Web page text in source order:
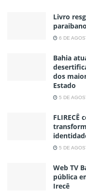
Livro
6 DE
Bahia
dos
Estado
5 DE
FLIRECÊ
5 DE
Web TV
pública
Irecê